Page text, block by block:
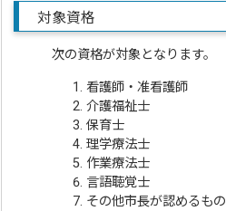
対象資格
次の資格が対象となります。
看護師・准看護師
介護福祉士
保育士
理学療法士
作業療法士
言語聴覚士
その他市長が認めるもの